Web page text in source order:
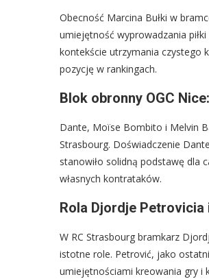
Obecność Marcina Bułki w
umiejętność wyprowadzania
kontekście utrzymania czystego
pozycję w rankingach.
Blok obronny OGC
Dante, Moïse Bombito i Melvin
Strasbourg. Doświadczenie
stanowiło solidną podstawę dla
własnych kontrataków.
Rola Djordje
W RC Strasbourg bramkarz
istotne role. Petrović, jako
umiejętnościami kreowania gry i